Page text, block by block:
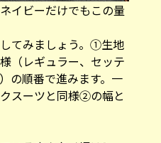
イビーだけでもこの量
てみましょう。①生地
（レギュラー、セッテ
の順番で進みます。一
スーツと同様②の幅と